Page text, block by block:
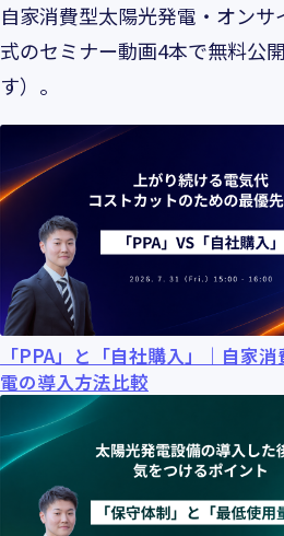
自家消費型太陽光発電・オン
式のセミナー動画4本で無料公
す）。
「PPA」と「自社購入」｜自家
電の導入方法比較